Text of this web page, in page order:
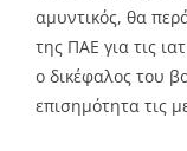
αμυντικός, θα
της ΠΑΕ για τις
ο δικέφαλος του
επισημότητα τις